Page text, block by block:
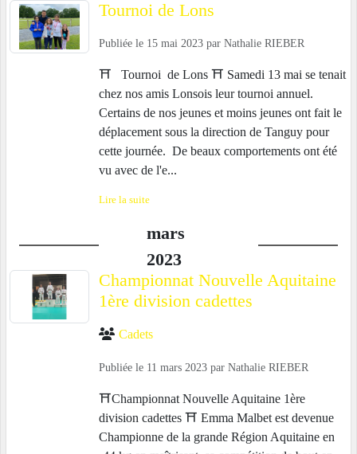
Tournoi de Lons
Publiée le 15 mai 2023 par Nathalie RIEBER
⛩️ Tournoi de Lons ⛩️ Samedi 13 mai se tenait
chez nos amis Lonsois leur tournoi annuel.
Certains de nos jeunes et moins jeunes ont fait le
déplacement sous la direction de Tanguy pour
cette journée. De beaux comportements ont été
vu avec de l'e...
Lire la suite
mars
2023
Championnat Nouvelle Aquitaine
1ère division cadettes
Cadets
Publiée le 11 mars 2023 par Nathalie RIEBER
⛩️Championnat Nouvelle Aquitaine 1ère
division cadettes ⛩️ Emma Malbet est devenue
Championne de la grande Région Aquitaine en